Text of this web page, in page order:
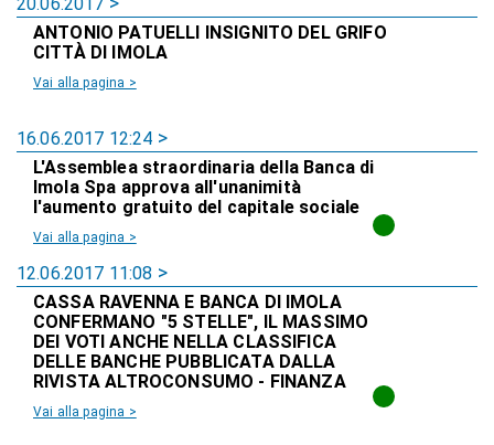
ANTONIO PATUELLI INSIGNITO DEL GRIFO
CITTÀ DI IMOLA
Vai alla pagina >
16.06.2017 12:24
L'Assemblea straordinaria della Banca di
Imola Spa approva all'unanimità
l'aumento gratuito del capitale sociale
Vai alla pagina >
12.06.2017 11:08
CASSA RAVENNA E BANCA DI IMOLA
CONFERMANO "5 STELLE", IL MASSIMO
DEI VOTI ANCHE NELLA CLASSIFICA
DELLE BANCHE PUBBLICATA DALLA
RIVISTA ALTROCONSUMO - FINANZA
Vai alla pagina >